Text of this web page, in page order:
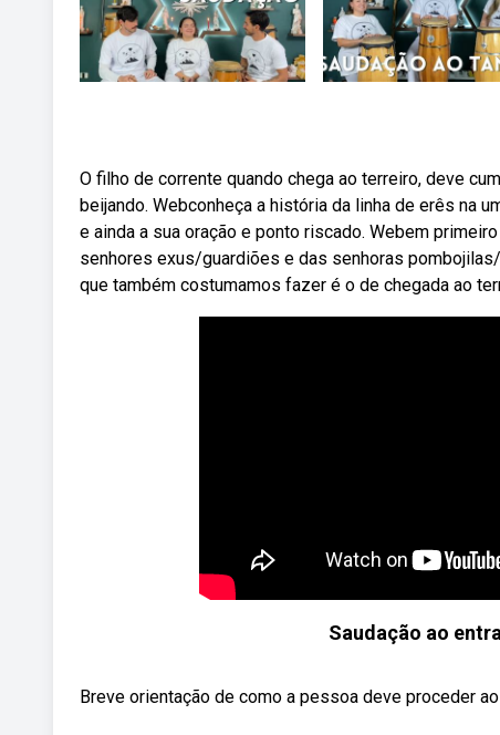
O filho de corrente quando chega ao terreiro, deve
beijando. Webconheça a história da linha de erês na
e ainda a sua oração e ponto riscado. Webem
senhores exus/guardiões e das senhoras
que também costumamos fazer é o de chegada ao
Saudação ao
Breve orientação de como a pessoa deve proceder